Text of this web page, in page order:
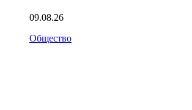
09.08.26
Общество